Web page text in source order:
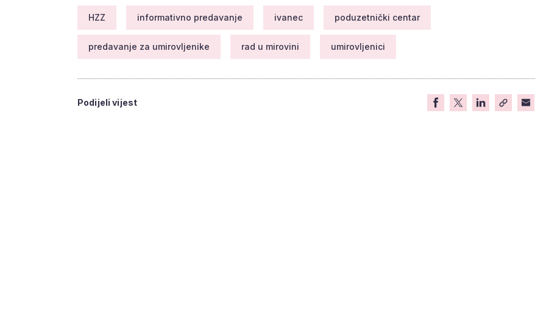
HZZ informativno predavanje ivanec poduzetnički centar
predavanje za umirovljenike rad u mirovini umirovljenici
Podijeli vijest